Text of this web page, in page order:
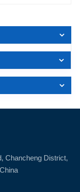
Chancheng District,